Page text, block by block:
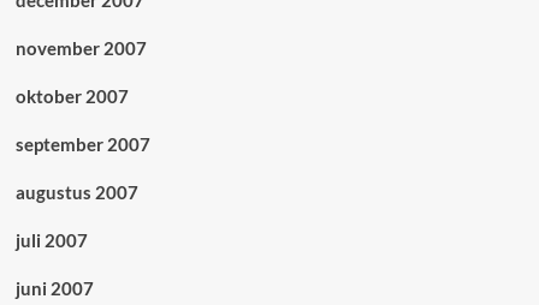
november 2007
oktober 2007
september 2007
augustus 2007
juli 2007
juni 2007